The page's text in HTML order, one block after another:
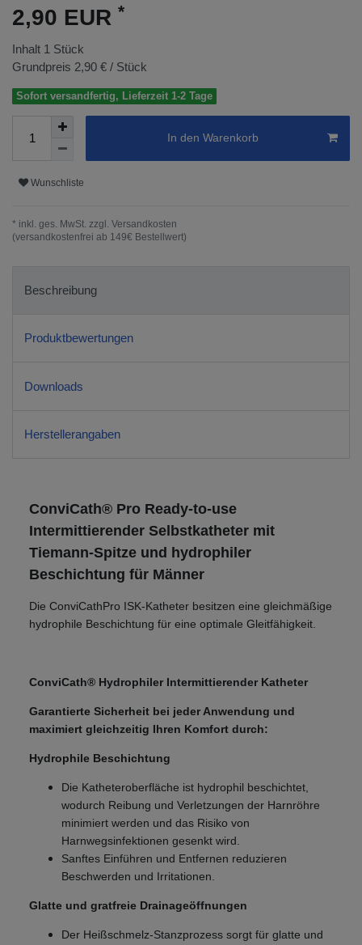
2,90 EUR *
Inhalt 1 Stück
Grundpreis 2,90 € / Stück
Sofort versandfertig, Lieferzeit 1-2 Tage
In den Warenkorb
Wunschliste
* inkl. ges. MwSt. zzgl. Versandkosten
(versandkostenfrei ab 149€ Bestellwert)
Beschreibung
Produktbewertungen
Downloads
Herstellerangaben
ConviCath® Pro Ready-to-use
Intermittierender Selbstkatheter mit
Tiemann-Spitze und hydrophiler
Beschichtung für Männer
Die ConviCathPro ISK-Katheter besitzen eine gleichmäßige
hydrophile Beschichtung für eine optimale Gleitfähigkeit.
ConviCath® Hydrophiler Intermittierender Katheter
Garantierte Sicherheit bei jeder Anwendung und
maximiert gleichzeitig Ihren Komfort durch:
Hydrophile Beschichtung
Die Katheteroberfläche ist hydrophil beschichtet,
wodurch Reibung und Verletzungen der Harnröhre
minimiert werden und das Risiko von
Harnwegsinfektionen gesenkt wird.
Sanftes Einführen und Entfernen reduzieren
Beschwerden und Irritationen.
Glatte und gratfreie Drainageöffnungen
Der Heißschmelz-Stanzprozess sorgt für glatte und